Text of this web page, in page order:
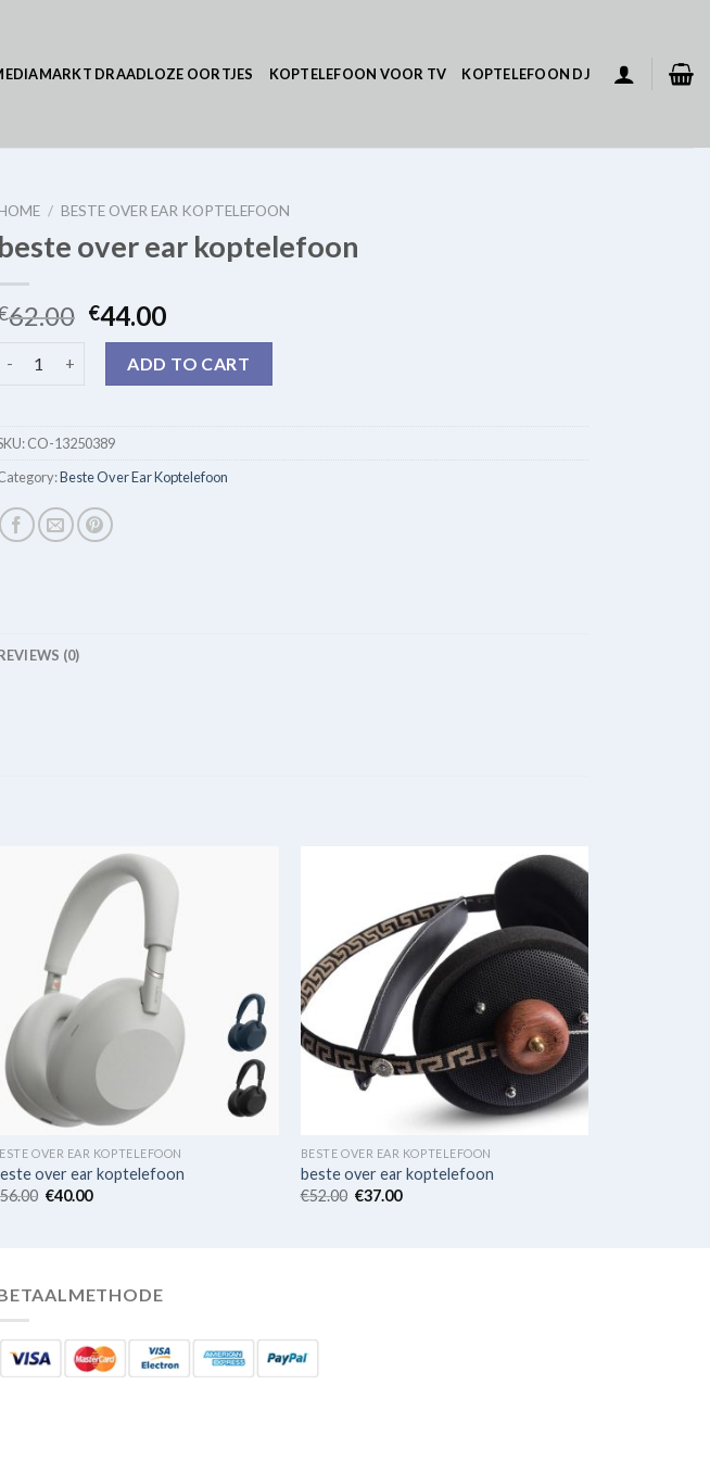
DRAADLOZE OORTJES KOPTELEFOON VOOR TV KOPTELEFOON DJ
/ BESTE OVER EAR KOPTELEFOON
beste over ear koptelefoon
62.00 €44.00
ADD TO CART
CO-13250389
Beste Over Ear Koptelefoon
(0)
OVER EAR KOPTELEFOON
over ear koptelefoon
56.00 €40.00
BESTE OVER EAR KOPTELEFOON
beste over ear koptelefoon
€52.00 €37.00